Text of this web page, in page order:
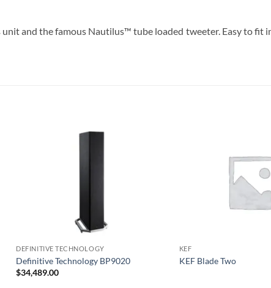
and the famous Nautilus™ tube loaded tweeter. Easy to fit
DEFINITIVE TECHNOLOGY
Definitive Technology BP9020
$34,489.00
KEF
KEF Blade Two